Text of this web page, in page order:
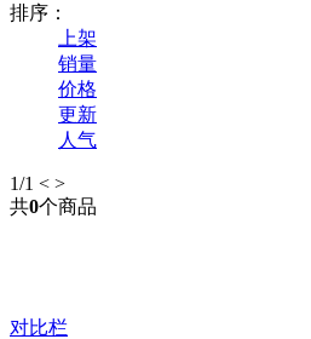
排序：
上架
销量
价格
更新
人气
1/1 < >
共0个商品
对比栏